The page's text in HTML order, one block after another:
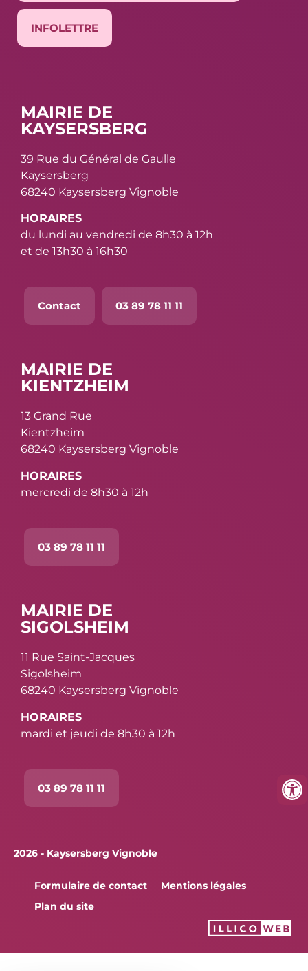
INFOLETTRE
MAIRIE DE
KAYSERSBERG
39 Rue du Général de Gaulle
Kaysersberg
68240 Kaysersberg Vignoble
HORAIRES
du lundi au vendredi de 8h30 à 12h
et de 13h30 à 16h30
Contact 03 89 78 11 11
MAIRIE DE
KIENTZHEIM
13 Grand Rue
Kientzheim
68240 Kaysersberg Vignoble
HORAIRES
mercredi de 8h30 à 12h
03 89 78 11 11
MAIRIE DE
SIGOLSHEIM
11 Rue Saint-Jacques
Sigolsheim
68240 Kaysersberg Vignoble
HORAIRES
mardi et jeudi de 8h30 à 12h
03 89 78 11 11
2026 - Kaysersberg Vignoble
Formulaire de contact
Mentions légales
Plan du site